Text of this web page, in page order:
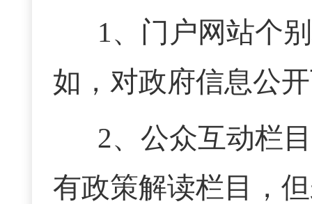
1、门户网站个
如，对政府信息公
2、公众互动栏
有政策解读栏目，